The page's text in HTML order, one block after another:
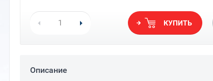
КУПИТЬ
Описание